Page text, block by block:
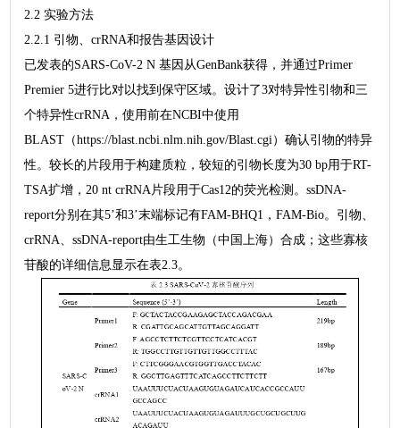
2.2 实验方法
2.2.1 引物、crRNA和报告基因设计
已发表的SARS-CoV-2 N 基因从GenBank获得，并通过Primer
Premier 5进行比对以找到保守区域。设计了3对特异性引物和三
个特异性crRNA，使用前在NCBI中使用
BLAST（https://blast.ncbi.nlm.nih.gov/Blast.cgi）确认引物的特异
性。较长的片段用于构建质粒，较短的引物长度为30 bp用于RT-
TSA扩增，20 nt crRNA片段用于Cas12的荧光检测。ssDNA-
report分别在其5’和3’末端标记有FAM-BHQ1，FAM-Bio。引物、
crRNA、ssDNA-report由生工生物（中国上海）合成；这些寡核
苷酸的详细信息显示在表2.3。